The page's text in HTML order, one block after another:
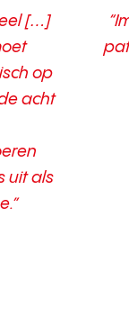
[…]
op
acht
uit als